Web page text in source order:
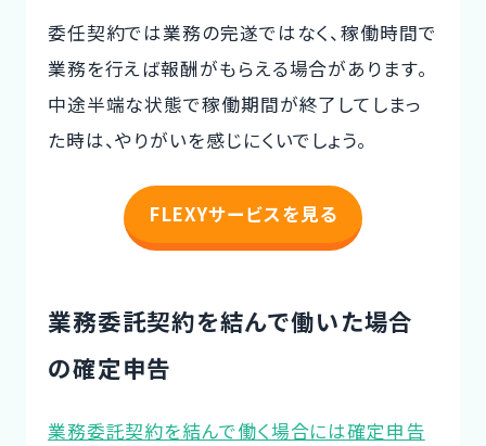
委任契約では業務の完遂ではなく、稼働時間で
業務を行えば報酬がもらえる場合があります。
中途半端な状態で稼働期間が終了してしまっ
た時は、やりがいを感じにくいでしょう。
FLEXYサービスを見る
業務委託契約を結んで働いた場合
の確定申告
業務委託契約を結んで働く場合には確定申告